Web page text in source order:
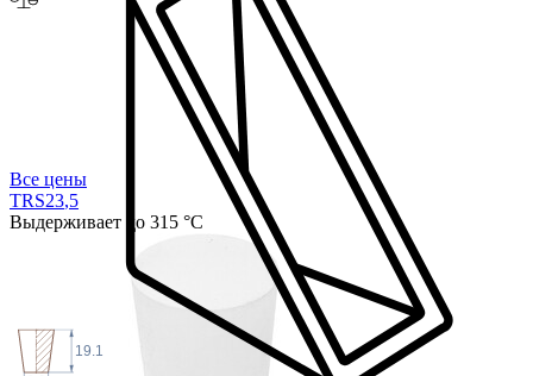
Все цены
TRS23,5
Выдерживает до 315 °С
19.1